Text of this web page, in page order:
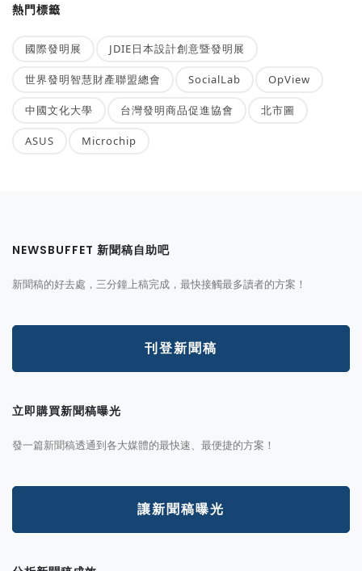
熱門標籤
國際發明展 JDIE日本設計創意暨發明展
世界發明智慧財產聯盟總會 SocialLab OpView
中國文化大學 台灣發明商品促進協會 北市圖
ASUS Microchip
NEWSBUFFET 新聞稿自助吧
新聞稿的好去處，三分鐘上稿完成，最快接觸最多讀者的方案！
刊登新聞稿
立即購買新聞稿曝光
發一篇新聞稿透通到各大媒體的最快速、最便捷的方案！
讓新聞稿曝光